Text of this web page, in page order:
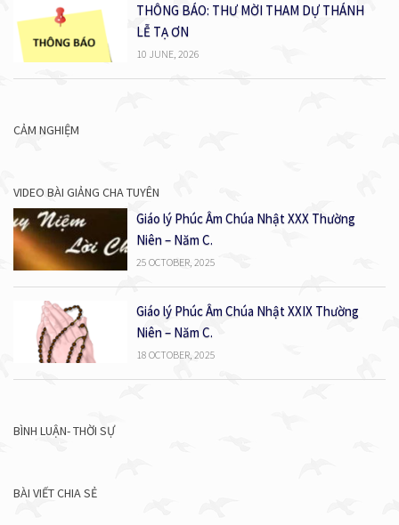
THÔNG BÁO: THƯ MỜI THAM DỰ THÁNH
LỄ TẠ ƠN
10 JUNE, 2026
CẢM NGHIỆM
VIDEO BÀI GIẢNG CHA TUYÊN
Giáo lý Phúc Âm Chúa Nhật XXX Thường
Niên – Năm C.
25 OCTOBER, 2025
Giáo lý Phúc Âm Chúa Nhật XXIX Thường
Niên – Năm C.
18 OCTOBER, 2025
BÌNH LUẬN- THỜI SỰ
BÀI VIẾT CHIA SẺ